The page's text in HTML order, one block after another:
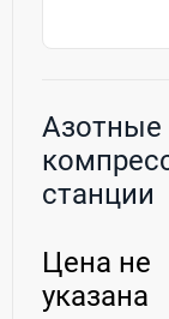
Азотные
станции
Цена не
указана